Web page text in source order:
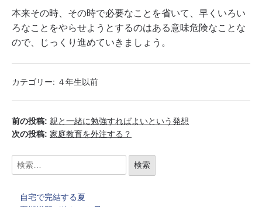
本来その時、その時で必要なことを省いて、早くいろい
ろなことをやらせようとするのはある意味危険なことな
ので、じっくり進めていきましょう。
カテゴリー: ４年生以前
前の投稿: 親と一緒に勉強すればよいという発想
次の投稿: 家庭教育を外注する？
自宅で完結する夏